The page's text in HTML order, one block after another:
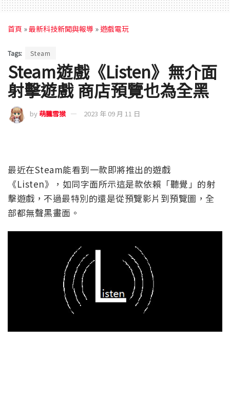
首頁 »最新科技新聞與報導 »遊戲電玩
Tags: Steam
Steam遊戲《Listen》無介面
射擊遊戲 商店預覽也為全黑
by 萌朧雪猴 2023 年 09 月 11 日
最近在Steam能看到一款即將推出的遊戲
《Listen》，如同字面所示這是款依賴「聽覺」的射
擊遊戲，不過最特別的還是從預覽影片到預覽圖，全
部都無聲黑畫面。